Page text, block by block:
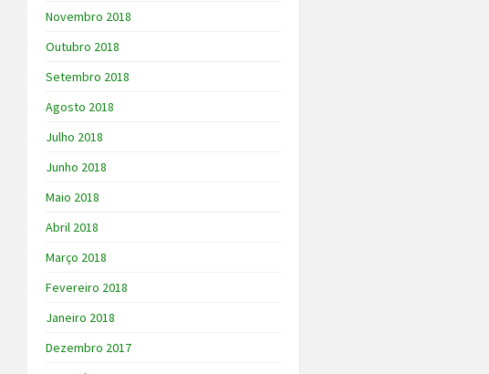
Novembro 2018
Outubro 2018
Setembro 2018
Agosto 2018
Julho 2018
Junho 2018
Maio 2018
Abril 2018
Março 2018
Fevereiro 2018
Janeiro 2018
Dezembro 2017